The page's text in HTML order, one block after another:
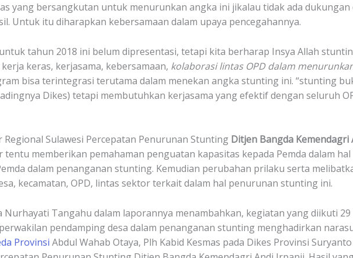
yang bersangkutan untuk menurunkan angka ini jikalau tidak ada
Untuk itu diharapkan kebersamaan dalam upaya pencegahannya.
tahun 2018 ini belum dipresentasi, tetapi kita berharap Insya Allah
keras, kerjasama, kebersamaan, kolaborasi lintas OPD dalam
bisa terintegrasi terutama dalam menekan angka stunting ini. “stunting
Dikes) tetapi membutuhkan kerjasama yang efektif dengan seluruh
Sulawesi Percepatan Penurunan Stunting Ditjen Bangda Kemendagri
tentu memberikan pemahaman penguatan kapasitas kepada Pemda dalam
dalam penanganan stunting. Kemudian perubahan prilaku serta
kecamatan, OPD, lintas sektor terkait dalam hal penurunan stunting ini.
Nurhayati Tangahu dalam laporannya menambahkan, kegiatan yang diikuti
pendamping desa dalam penanganan stunting menghadirkan
Provinsi Abdul Wahab Otaya, Plh Kabid Kesmas pada Dikes Provinsi